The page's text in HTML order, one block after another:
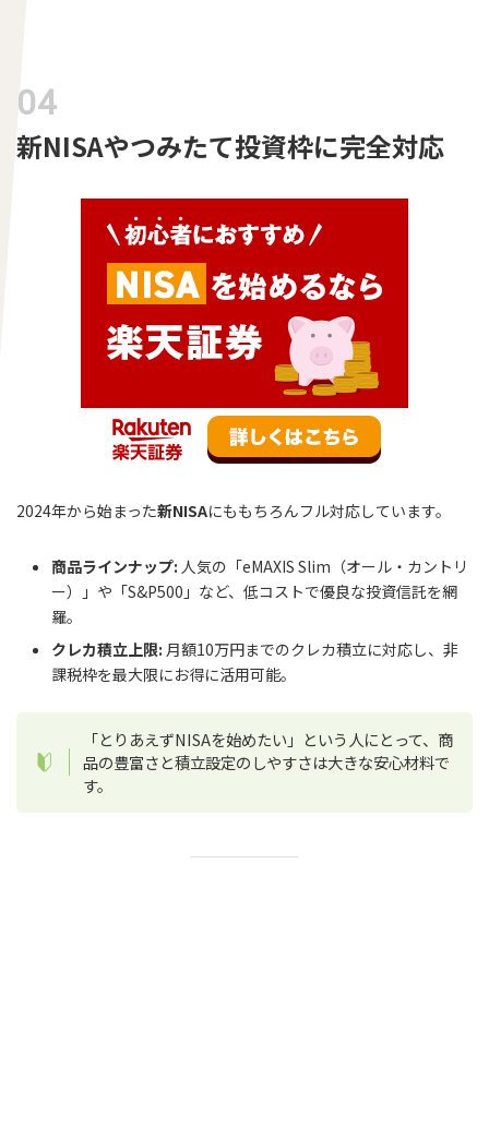
新NISAやつみたて投資枠に完全対応
2024年から始まった新NISAにももちろんフル対応しています。
商品ラインナップ: 人気の「eMAXIS Slim（オール・カントリ
ー）」や「S&P500」など、低コストで優良な投資信託を網
羅。
クレカ積立上限: 月額10万円までのクレカ積立に対応し、非
課税枠を最大限にお得に活用可能。
「とりあえずNISAを始めたい」という人にとって、商
品の豊富さと積立設定のしやすさは大きな安心材料で
す。